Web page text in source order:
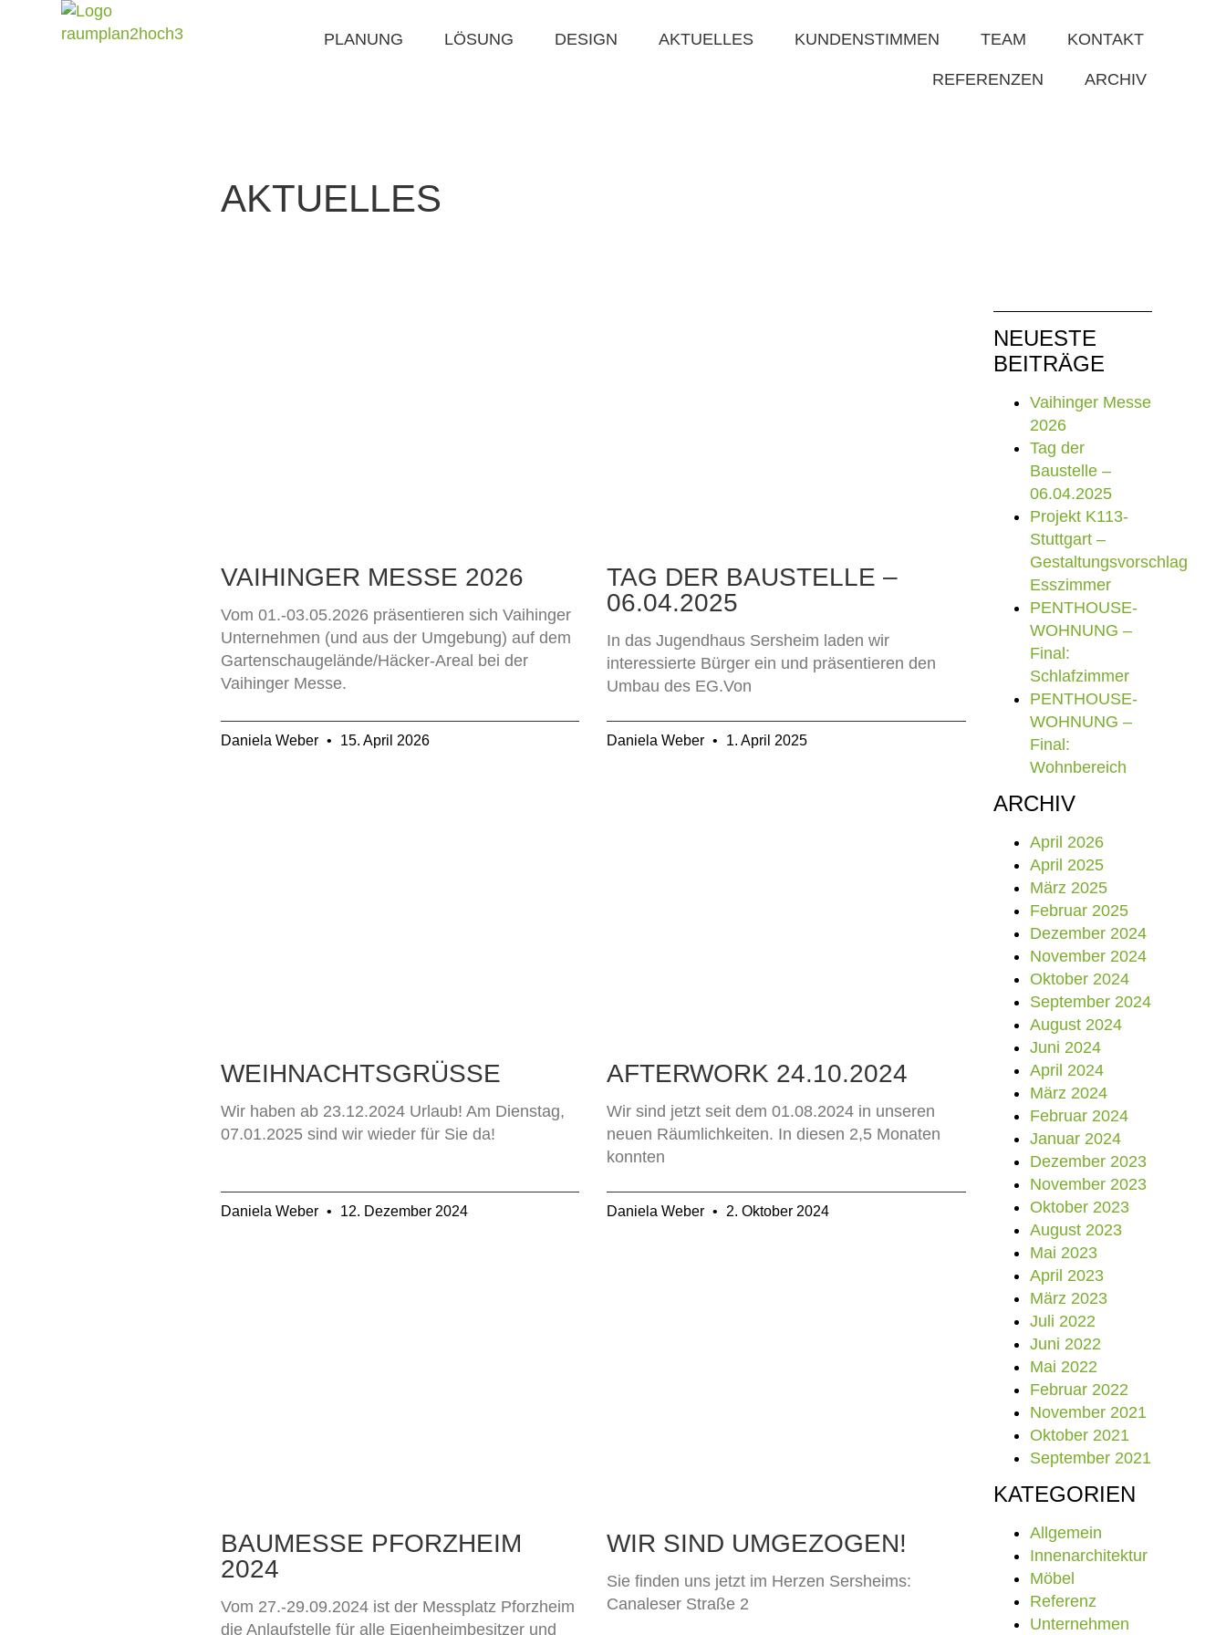
PLANUNG LÖSUNG DESIGN AKTUELLES KUNDENSTIMMEN TEAM KONTAKT
REFERENZEN ARCHIV
AKTUELLES
VAIHINGER MESSE 2026
Vom 01.-03.05.2026 präsentieren sich Vaihinger
Unternehmen (und aus der Umgebung) auf dem
Gartenschaugelände/Häcker-Areal bei der
Vaihinger Messe.
Daniela Weber 15. April 2026
TAG DER BAUSTELLE –
06.04.2025
In das Jugendhaus Sersheim laden wir
interessierte Bürger ein und präsentieren den
Umbau des EG.Von
Daniela Weber 1. April 2025
WEIHNACHTSGRÜSSE
Wir haben ab 23.12.2024 Urlaub! Am Dienstag,
07.01.2025 sind wir wieder für Sie da!
Daniela Weber 12. Dezember 2024
AFTERWORK 24.10.2024
Wir sind jetzt seit dem 01.08.2024 in unseren
neuen Räumlichkeiten. In diesen 2,5 Monaten
konnten
Daniela Weber 2. Oktober 2024
BAUMESSE PFORZHEIM
2024
Vom 27.-29.09.2024 ist der Messplatz Pforzheim
die Anlaufstelle für alle Eigenheimbesitzer und
WIR SIND UMGEZOGEN!
Sie finden uns jetzt im Herzen Sersheims:
Canaleser Straße 2
NEUESTE
BEITRÄGE
Vaihinger Messe
2026
Tag der
Baustelle –
06.04.2025
Projekt K113-
Stuttgart –
Gestaltungsvorschlag
Esszimmer
PENTHOUSE-
WOHNUNG –
Final:
Schlafzimmer
PENTHOUSE-
WOHNUNG –
Final:
Wohnbereich
ARCHIV
April 2026
April 2025
März 2025
Februar 2025
Dezember 2024
November 2024
Oktober 2024
September 2024
August 2024
Juni 2024
April 2024
März 2024
Februar 2024
Januar 2024
Dezember 2023
November 2023
Oktober 2023
August 2023
Mai 2023
April 2023
März 2023
Juli 2022
Juni 2022
Mai 2022
Februar 2022
November 2021
Oktober 2021
September 2021
KATEGORIEN
Allgemein
Innenarchitektur
Möbel
Referenz
Unternehmen